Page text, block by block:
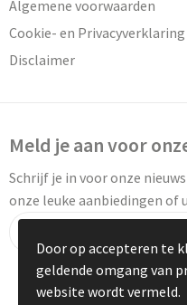
Algemene voorwaarden
Cookie- en Privacyverklaring
Disclaimer
Meld je aan voor
Schrijf je in voor onze
onze leuke aanbiedingen of
Door op accepteren te
geldende omgang van
website wordt vermeld.